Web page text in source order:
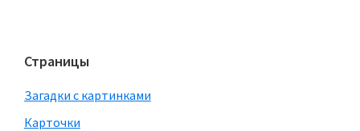
Страницы
Загадки с картинками
Карточки